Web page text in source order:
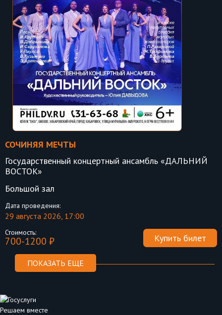
СОЧИНЯЯ МЕЧТЫ
Государственный концертный ансамбль «ДАЛЬНИЙ
ВОСТОК»
Большой зал
Дата проведения:
29 августа 2026, 17:00
Стоимость:
700-1200 ₽ Купить билет
ПОКАЗАТЬ ЕЩЕ
Решаем вместе